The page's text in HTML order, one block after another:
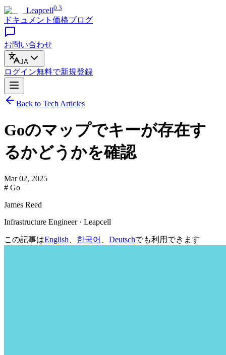
Leapcell0.3
ドキュメント 価格ブログ
お問い合わせ
JA
ログイン無料で新規登録
Back to Tech Articles
Goのマップでキーが存在す
るかどうかを確認
Mar 02, 2025
# Go
James Reed
Infrastructure Engineer · Leapcell
この記事はEnglish 한국어 Deutschでも利用できます